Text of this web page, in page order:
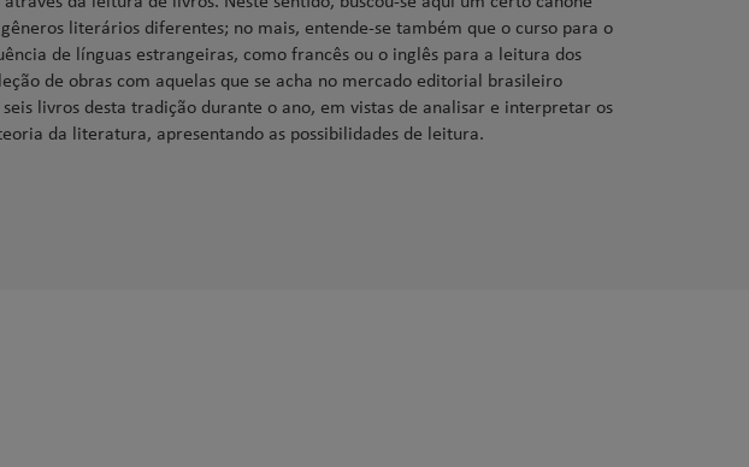
literários diferentes; no mais, entende-se também que o curso para o
de línguas estrangeiras, como francês ou o inglês para a leitura dos
de obras com aquelas que se acha no mercado editorial brasileiro
livros desta tradição durante o ano, em vistas de analisar e interpretar os
da literatura, apresentando as possibilidades de leitura.